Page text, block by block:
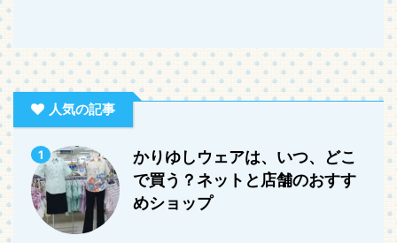
人気の記事
1
かりゆしウェアは、いつ、どこ
で買う？ネットと店舗のおすす
めショップ